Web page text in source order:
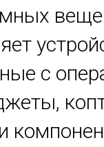
с